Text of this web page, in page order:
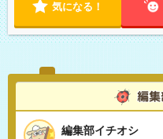
気になる！
編集部イチオシ